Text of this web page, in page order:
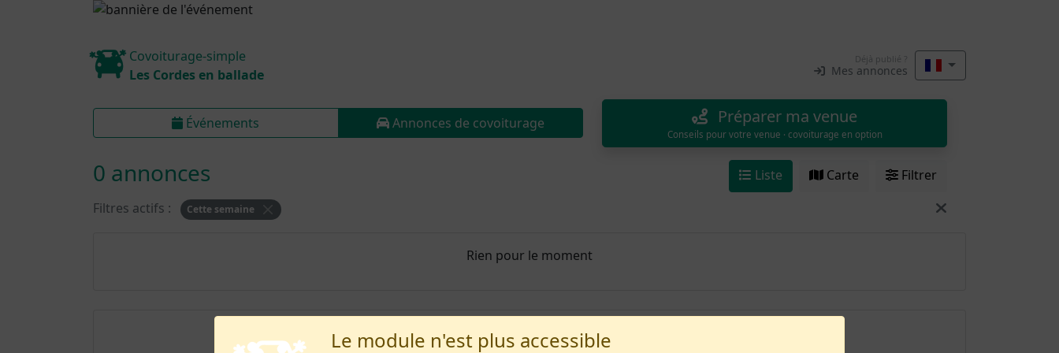
Le module n'est plus accessible
Covoiturage-simple
Les Cordes en ballade
Déjà publié ?
Mes annonces
Événements Annonces de covoiturage Préparer ma venue
Conseils pour votre venue · covoiturage en option
0 annonces Liste Carte
Filtrer
Filtres actifs :
Cette semaine
Rien pour le moment